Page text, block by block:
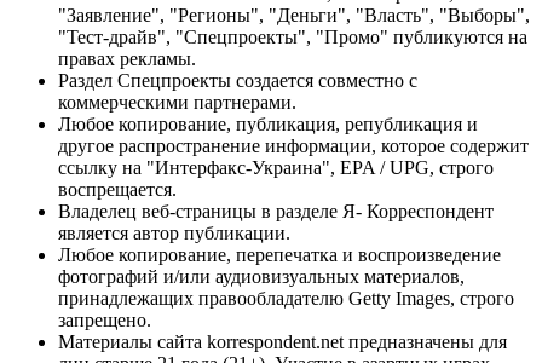
"Заявление", "Регионы", "Деньги", "Власть", "Выборы",
"Тест-драйв", "Спецпроекты", "Промо" публикуются на
правах рекламы.
Раздел Спецпроекты создается совместно с
коммерческими партнерами.
Любое копирование, публикация, републикация и
другое распространение информации, которое содержит
ссылку на "Интерфакс-Украина", EPA / UPG, строго
воспрещается.
Владелец веб-страницы в разделе Я- Корреспондент
является автор публикации.
Любое копирование, перепечатка и воспроизведение
фотографий и/или аудиовизуальных материалов,
принадлежащих правообладателю Getty Images, строго
запрещено.
Материалы сайта korrespondent.net предназначены для